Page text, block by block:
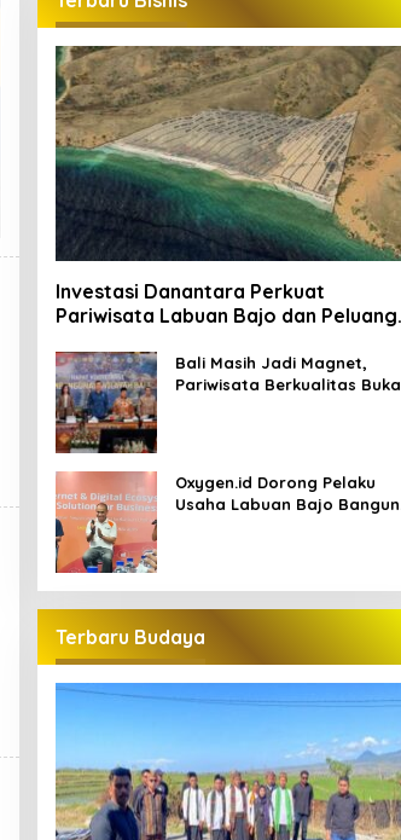
Investasi Danantara Perkuat
Pariwisata Labuan Bajo dan Peluang
Bali Masih Jadi Magnet,
Pariwisata Berkualitas Buka
Oxygen.id Dorong Pelaku
Usaha Labuan Bajo Bangun
Terbaru Budaya